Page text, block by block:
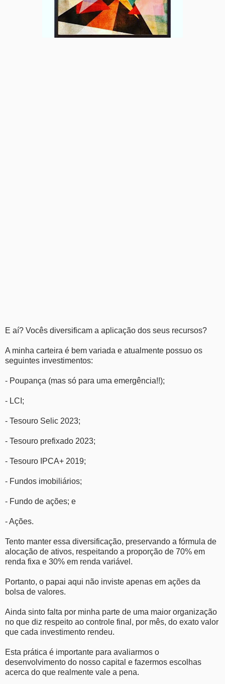
E aí? Vocês diversificam a aplicação dos seus recursos?
A minha carteira é bem variada e atualmente possuo os
seguintes investimentos:
- Poupança (mas só para uma emergência!!);
- LCI;
- Tesouro Selic 2023;
- Tesouro prefixado 2023;
- Tesouro IPCA+ 2019;
- Fundos imobiliários;
- Fundo de ações; e
- Ações.
Tento manter essa diversificação, preservando a fórmula de
alocação de ativos, respeitando a proporção de 70% em
renda fixa e 30% em renda variável.
Portanto, o papai aqui não inviste apenas em ações da
bolsa de valores.
Ainda sinto falta por minha parte de uma maior organização
no que diz respeito ao controle final, por mês, do exato valor
que cada investimento rendeu.
Esta prática é importante para avaliarmos o
desenvolvimento do nosso capital e fazermos escolhas
acerca do que realmente vale a pena.